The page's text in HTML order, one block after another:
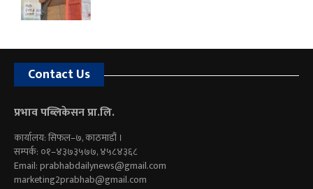
Contact Us
प्रभाव पब्लिकेसन प्रा.लि.
कार्यालय: सिफल–७, काठमाडौं ।
सम्पर्क: ०१–४३७३५७७, ४५८४३६८
Email:prabhabdailynews@gmail.com
marketing2prabhab@gmail.com